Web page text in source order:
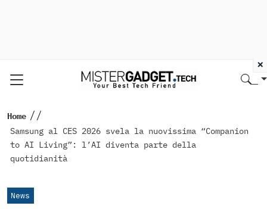
Home //
Samsung al CES 2026 svela la nuovissima “Companion
to AI Living”: l’AI diventa parte della
quotidianità
News
×